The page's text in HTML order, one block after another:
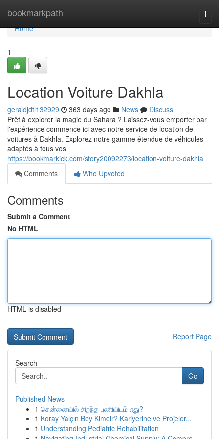
bookmarkpath
Home
Home
1
Location Voiture Dakhla
geraldjdtl132929 363 days ago News
Discuss
Prêt à explorer la magie du Sahara ? Laissez-vous emporter par
l'expérience commence ici avec notre service de location de
voitures à Dakhla. Explorez notre gamme étendue de véhicules
adaptés à tous vos
https://bookmarkick.com/story20092273/location-voiture-dakhla
Comments
Who Upvoted
Comments
Submit a Comment
No HTML
HTML is disabled
Report Page
Search
Go
Published News
1 சென்னையில் சிறந்த பணியிடம் எது?
1 Koray Yalçın Bey Kimdir? Kariyerine ve Projeler...
1 Understanding Pediatric Rehabilitation